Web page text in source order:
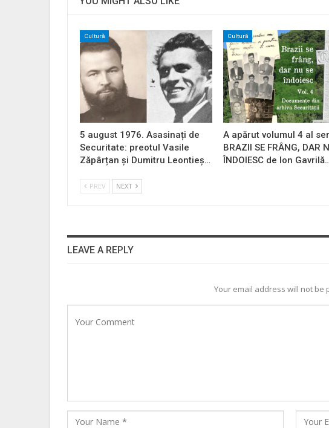
Cultură
5 august 1976. Asasinați de
Securitate: preotul Vasile
Zăpârțan și Dumitru Leontieș…
Cultură
A apărut volumul 4 al
BRAZII SE FRÂNG, DAR
ÎNDOIESC de Ion
PREV NEXT
LEAVE A REPLY
Your email address will not be